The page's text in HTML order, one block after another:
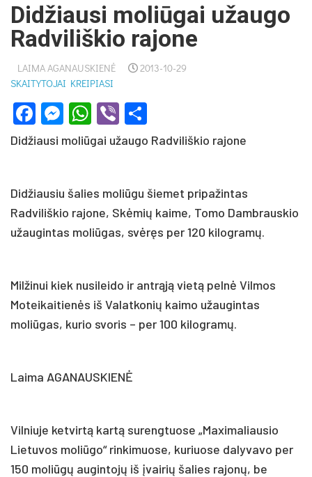
Didžiausi moliūgai užaugo
Radviliškio rajone
LAIMA AGANAUSKIENĖ
2013-10-29
SKAITYTOJAI KREIPIASI
Facebook
Messenger
WhatsApp
Viber
Didžiausi moliūgai užaugo Radviliškio rajone
Didžiausiu šalies moliūgu šiemet pripažintas
Radviliškio rajone, Skėmių kaime, Tomo Dambrauskio
užaugintas moliūgas, svėręs per 120 kilogramų.
Milžinui kiek nusileido ir antrąją vietą pelnė Vilmos
Moteikaitienės iš Valatkonių kaimo užaugintas
moliūgas, kurio svoris – per 100 kilogramų.
Laima AGANAUSKIENĖ
Vilniuje ketvirtą kartą surengtuose „Maximaliausio
Lietuvos moliūgo“ rinkimuose, kuriuose dalyvavo per
150 moliūgų augintojų iš įvairių šalies rajonų, be